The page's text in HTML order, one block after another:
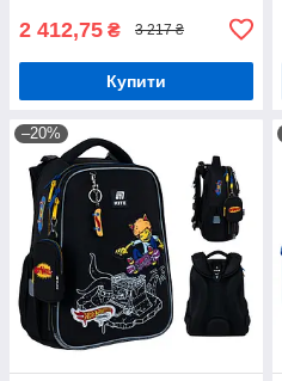
2 412,75 ₴ 3 217 ₴
Купити
–20%